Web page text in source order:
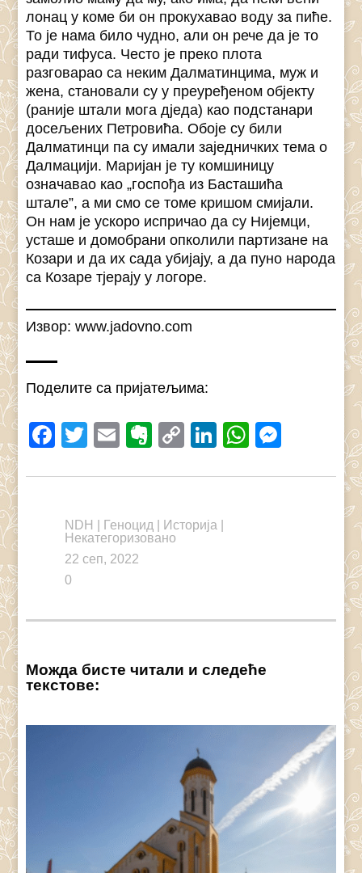
лонац у коме би он прокухавао воду за пиће.
То је нама било чудно, али он рече да је то
ради тифуса. Често је преко плота
разговарао са неким Далматинцима, муж и
жена, становали су у преуређеном објекту
(раније штали мога дједа) као подстанари
досељених Петровића. Обоје су били
Далматинци па су имали заједничких тема о
Далмацији. Маријан је ту комшиницу
означавао као „госпођа из Басташића
штале”, а ми смо се томе кришом смијали.
Он нам је ускоро испричао да су Нијемци,
усташе и домобрани опколили партизане на
Козари и да их сада убијају, а да пуно народа
са Козаре тјерају у логоре.
Извор: www.jadovno.com
Поделите са пријатељима:
Facebook
Twitter
EmailEvernote
CopyLinkedIn
NDH Геноцид Историја
Некатегоризовано
22 сеп, 2022
0
Можда бисте читали и следеће
текстове: